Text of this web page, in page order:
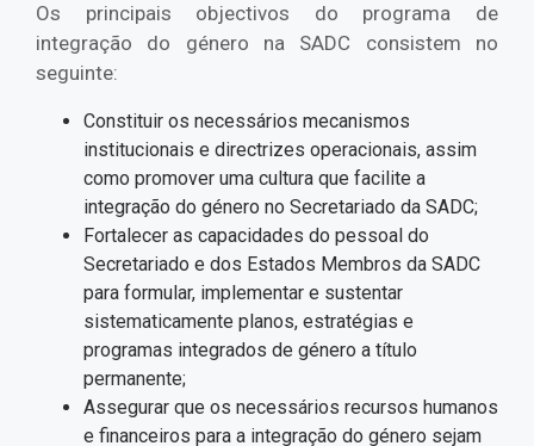
Os principais objectivos do programa de
integração do género na SADC consistem no
seguinte:
Constituir os necessários mecanismos
institucionais e directrizes operacionais, assim
como promover uma cultura que facilite a
integração do género no Secretariado da SADC;
Fortalecer as capacidades do pessoal do
Secretariado e dos Estados Membros da SADC
para formular, implementar e sustentar
sistematicamente planos, estratégias e
programas integrados de género a título
permanente;
Assegurar que os necessários recursos humanos
e financeiros para a integração do género sejam